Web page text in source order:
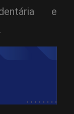
e